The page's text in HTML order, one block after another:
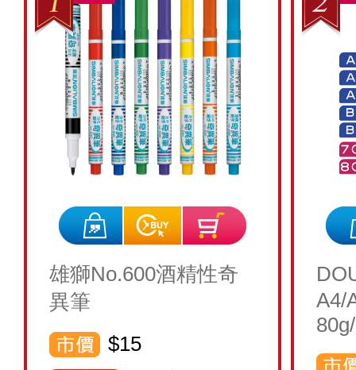
雄獅No.600酒精性奇
異筆
$15
A4/